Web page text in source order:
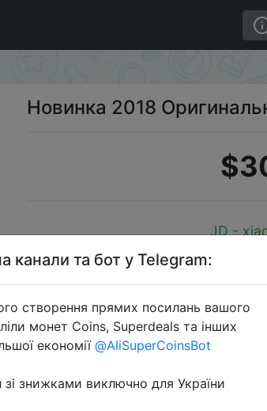
Новинка 2018
JD -
Перейти
канали та бот у Telegram:
створення прямих посилань вашого
монет Coins, Superdeals та інших
економії @AliSuperCoinsBot
зі знижками виключно для України